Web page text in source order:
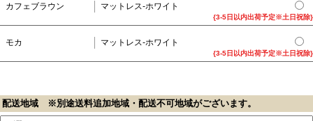
カフェブラウン マットレス-ホワイト
{3-5日以内出荷予定※土日祝除}
モカ マットレス-ホワイト
{3-5日以内出荷予定※土日祝除}
配送地域 ※別途送料追加地域・配送不可地域がございます。